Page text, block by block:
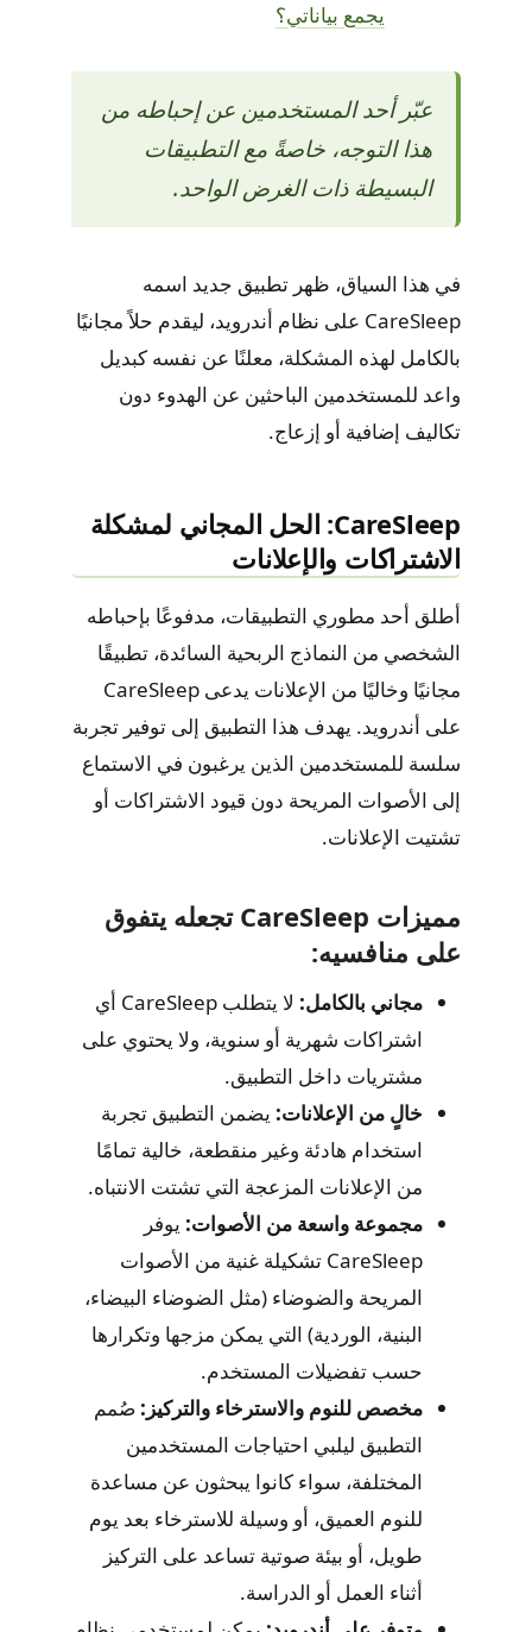
يجمع بياناتي؟
عبّر أحد المستخدمين عن إحباطه من
هذا التوجه، خاصةً مع التطبيقات
البسيطة ذات الغرض الواحد.
في هذا السياق، ظهر تطبيق جديد اسمه
CareSleep على نظام أندرويد، ليقدم حلاً مجانيًا
بالكامل لهذه المشكلة، معلنًا عن نفسه كبديل
واعد للمستخدمين الباحثين عن الهدوء دون
تكاليف إضافية أو إزعاج.
CareSleep: الحل المجاني لمشكلة
الاشتراكات والإعلانات
أطلق أحد مطوري التطبيقات، مدفوعًا بإحباطه
الشخصي من النماذج الربحية السائدة، تطبيقًا
مجانيًا وخاليًا من الإعلانات يدعى CareSleep
على أندرويد. يهدف هذا التطبيق إلى توفير تجربة
سلسة للمستخدمين الذين يرغبون في الاستماع
إلى الأصوات المريحة دون قيود الاشتراكات أو
تشتيت الإعلانات.
مميزات CareSleep تجعله يتفوق
على منافسيه:
مجاني بالكامل:
لا يتطلب CareSleep أي
اشتراكات شهرية أو سنوية، ولا يحتوي على
مشتريات داخل التطبيق.
خالٍ من الإعلانات: يضمن التطبيق تجربة
استخدام هادئة وغير منقطعة، خالية تمامًا
من الإعلانات المزعجة التي تشتت الانتباه.
مجموعة واسعة من الأصوات: يوفر
CareSleep تشكيلة غنية من الأصوات
المريحة والضوضاء (مثل الضوضاء البيضاء،
البنية، الوردية) التي يمكن مزجها وتكرارها
حسب تفضيلات المستخدم.
مخصص للنوم والاسترخاء والتركيز: صُمم
التطبيق ليلبي احتياجات المستخدمين
المختلفة، سواء كانوا يبحثون عن مساعدة
للنوم العميق، أو وسيلة للاسترخاء بعد يوم
طويل، أو بيئة صوتية تساعد على التركيز
أثناء العمل أو الدراسة.